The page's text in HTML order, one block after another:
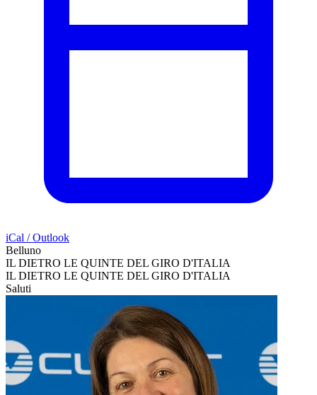
iCal / Outlook
Belluno
IL DIETRO LE QUINTE DEL GIRO D'ITALIA
IL DIETRO LE QUINTE DEL GIRO D'ITALIA
Saluti